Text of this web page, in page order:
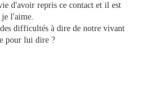
d'avoir repris ce contact et il est
l'aime.
des difficultés à dire de notre vivant
pour lui dire ?